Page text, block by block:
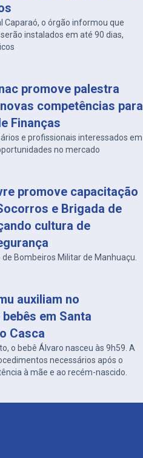
Caparaó, o órgão informou que
instalados em até 90 dias,
promove palestra
competências para
Finanças
e profissionais interessados em
no mercado
promove capacitação
e Brigada de
cultura de
Bombeiros Militar de Manhuaçu.
auxiliam no
em Santa
Casca
o bebê Álvaro nasceu às 9h59. A
necessários após o
à mãe e ao recém-nascido.